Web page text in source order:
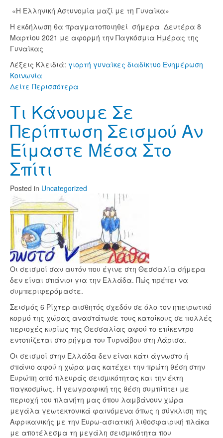
«Η Ελληνική Αστυνομία μαζί με τη Γυναίκα»
Η εκδήλωση θα πραγματοποιηθεί σήμερα Δευτέρα 8
Μαρτίου 2021 με αφορμή την Παγκόσμια Ημέρας της
Γυναίκας
Λέξεις Κλειδιά: γιορτή γυναίκες διαδίκτυο Ενημέρωση
Κοινωνία
Δείτε Περισσότερα
Τι Κάνουμε Σε
Περίπτωση Σεισμού Αν
Είμαστε Μέσα Στο
Σπίτι
Posted in Uncategorized
Οι σεισμοί σαν αυτόν που έγινε στη Θεσσαλία σήμερα
δεν είναι σπάνιοι για την Ελλάδα. Πώς πρέπει να
συμπεριφερόμαστε.
Σεισμός 6 Ρίχτερ αισθητός σχεδόν σε όλο τον ηπειρωτικό
κορμό της χώρας αναστάτωσε τους κατοίκους σε πολλές
περιοχές κυρίως της Θεσσαλίας αφού το επίκεντρο
εντοπίζεται στο ρήγμα του Τυρνάβου στη Λάρισα.
Οι σεισμοί στην Ελλάδα δεν είναι κάτι άγνωστο ή
σπάνιο αφού η χώρα μας κατέχει την πρώτη θέση στην
Ευρώπη από πλευράς σεισµικότητας και την έκτη
παγκοσµίως. Η γεωγραφική της θέση συμπίπτει με
περιοχή του πλανήτη μας όπου λαμβάνουν χώρα
μεγάλα γεωτεκτονικά φαινόμενα όπως η σύγκλιση της
Αφρικανικής με την Ευρω-ασιατική λιθοσφαιρική πλάκα
με αποτέλεσμα τη μεγάλη σεισμικότητα που